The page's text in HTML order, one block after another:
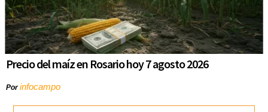
Precio del maíz en Rosario hoy 7 agosto 2026
Porinfocampo